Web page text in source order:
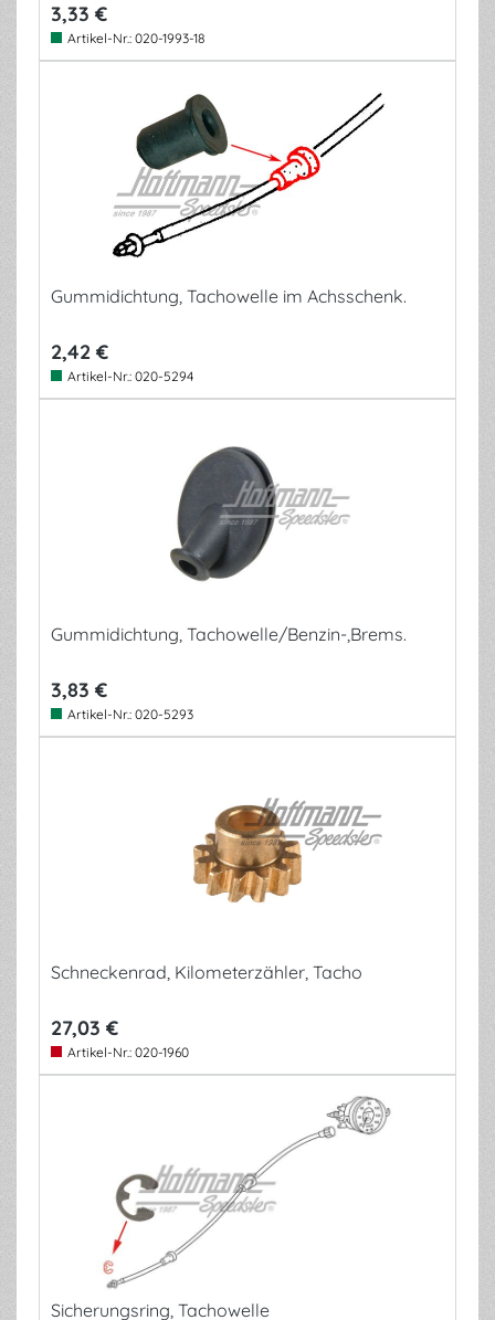
3,33 €
Artikel-Nr.: 020-1993-18
Gummidichtung, Tachowelle im Achsschenk.
2,42 €
Artikel-Nr.: 020-5294
Gummidichtung, Tachowelle/Benzin-,Brems.
3,83 €
Artikel-Nr.: 020-5293
Schneckenrad, Kilometerzähler, Tacho
27,03 €
Artikel-Nr.: 020-1960
Sicherungsring, Tachowelle